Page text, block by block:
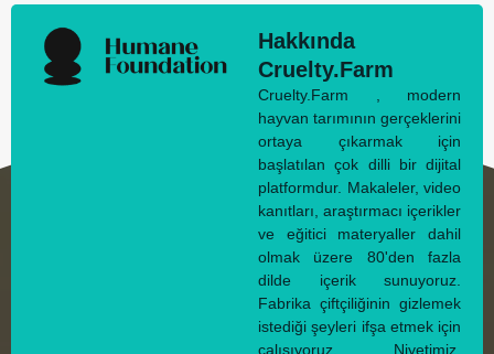
Hakkında
Cruelty.Farm
Cruelty.Farm , modern
hayvan tarımının gerçeklerini
ortaya çıkarmak için
başlatılan çok dilli bir dijital
platformdur. Makaleler, video
kanıtları, araştırmacı içerikler
ve eğitici materyaller dahil
olmak üzere 80'den fazla
dilde içerik sunuyoruz.
Fabrika çiftçiliğinin gizlemek
istediği şeyleri ifşa etmek için
çalışıyoruz. Niyetimiz,